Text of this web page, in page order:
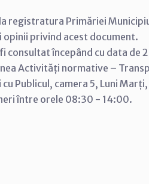
registratura Primăriei
privind acest document.
consultat începând cu data de
Activități normative –
Publicul, camera 5, Luni
între orele 08:30 - 14:00.